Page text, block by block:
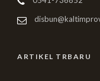
ARTIKEL TRBARU